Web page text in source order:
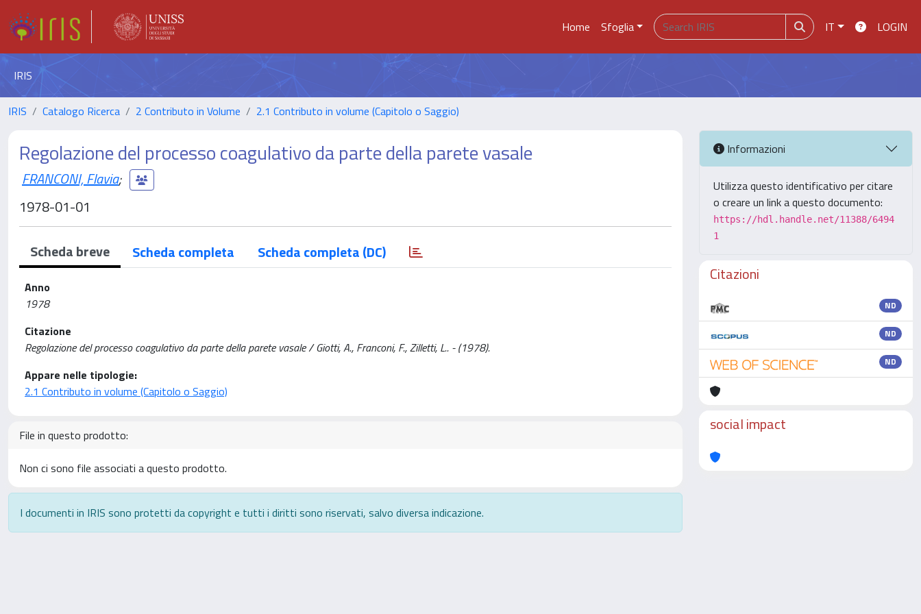
Home Sfoglia IT LOGIN
IRIS
IRIS Catalogo Ricerca 2 Contributo in Volume 2.1 Contributo in volume (Capitolo o Saggio)
Regolazione del processo coagulativo da parte della parete vasale
FRANCONI, Flavia;
1978-01-01
Scheda breve Scheda completa Scheda completa (DC)
Anno
1978
Citazione
Regolazione del processo coagulativo da parte della parete vasale / Giotti, A., Franconi, F., Zilletti, L.. - (1978).
Appare nelle tipologie:
2.1 Contributo in volume (Capitolo o Saggio)
File in questo prodotto:
Non ci sono file associati a questo prodotto.
I documenti in IRIS sono protetti da copyright e tutti i diritti sono riservati, salvo diversa indicazione.
Informazioni
Utilizza questo identificativo per citare
o creare un link a questo documento:
https://hdl.handle.net/11388/6494
1
Citazioni
ND
ND
ND
social impact